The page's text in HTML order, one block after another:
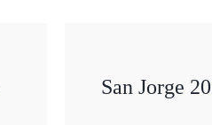
San Jorge